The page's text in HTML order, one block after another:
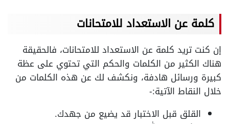
كلمة عن الاستعداد للامتحانات
إن كنت تريد كلمة عن الاستعداد للامتحانات، فالحقيقة
هناك الكثير من الكلمات والحكم التي تحتوي على عظة
كبيرة ورسائل هادفة، ونكشف لك عن هذه الكلمات من
خلال النقاط الآتية:-
القلق قبل الاختبار قد يضيع من جهدك.